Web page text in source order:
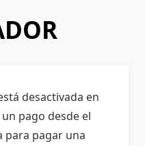
desactivada en
pago desde el
para pagar una